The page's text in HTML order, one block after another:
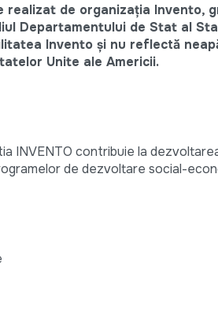
realizat de organizația Invento,
Departamentului de Stat al
Invento şi nu reflectă
Unite ale Americii.
INVENTO contribuie la
de dezvoltare social-